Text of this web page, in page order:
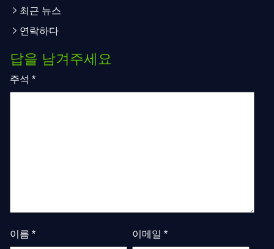
최근 뉴스
연락하다
답을 남겨주세요
주석 *
이름 * 이메일 *